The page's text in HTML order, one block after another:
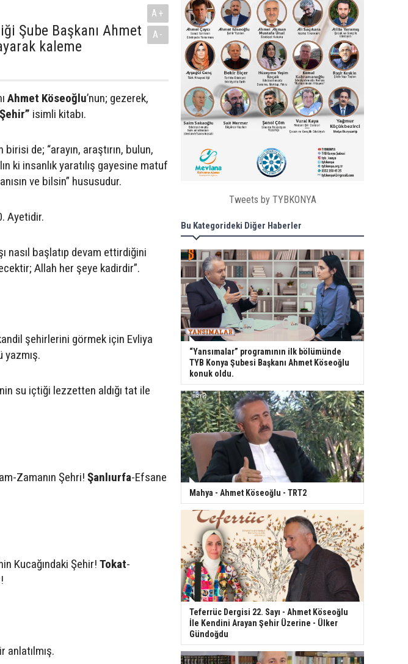
Şube Başkanı Ahmet
kaleme
A+
A-
Ahmet Köseoğlu’nun; gezerek,
isimli kitabı.
de; “arayın, araştırın, bulun,
ki insanlık yaratılış gayesine matuf
ve bilsin” hususudur.
Ayetidir.
nasıl başlatıp devam ettirdiğini
Allah her şeye kadirdir”.
şehirlerini görmek için Evliya
su içtiği lezzetten aldığı tat ile
Zamanın Şehri! Şanlıurfa-Efsane
Kucağındaki Şehir! Tokat-
anlatılmış.
Tweets by TYBKONYA
Bu Kategorideki Diğer Haberler
“Yansımalar” programının ilk bölümünde
TYB Konya Şubesi Başkanı Ahmet Köseoğlu
konuk oldu.
Mahya - Ahmet Köseoğlu - TRT2
Teferrüc Dergisi 22. Sayı - Ahmet Köseoğlu
İle Kendini Arayan Şehir Üzerine - Ülker
Gündoğdu